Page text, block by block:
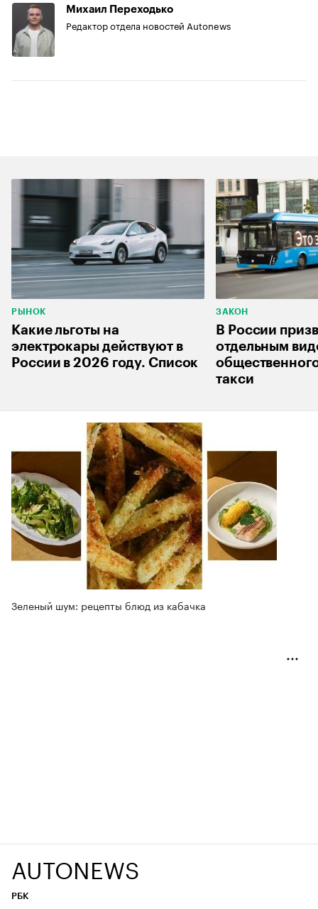
Михаил Переходько
Редактор отдела новостей Autonews
РЫНОК
Какие льготы на
электрокары действуют в
России в 2026 году. Список
ЗАКОН
В России
отдельным
такси
Зеленый шум: рецепты блюд из кабачка
AUTONEWS
РБК